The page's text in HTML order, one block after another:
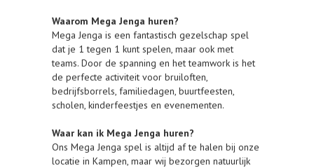
Waarom Mega Jenga huren?
Mega Jenga is een fantastisch gezelschap spel
dat je 1 tegen 1 kunt spelen, maar ook met
teams. Door de spanning en het teamwork is het
de perfecte activiteit voor bruiloften,
bedrijfsborrels, familiedagen, buurtfeesten,
scholen, kinderfeestjes en evenementen.
Waar kan ik Mega Jenga huren?
Ons Mega Jenga spel is altijd af te halen bij onze
locatie in Kampen, maar wij bezorgen natuurlijk